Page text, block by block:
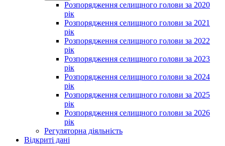
Розпорядження селищного голови за 2020
рік
Розпорядження селищного голови за 2021
рік
Розпорядження селищного голови за 2022
рік
Розпорядження селищного голови за 2023
рік
Розпорядження селищного голови за 2024
рік
Розпорядження селищного голови за 2025
рік
Розпорядження селищного голови за 2026
рік
Регуляторна діяльність
Відкриті дані